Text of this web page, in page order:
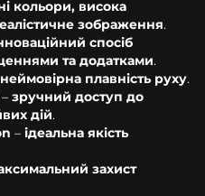
кольори, висока
зображення.
спосіб
та додатками.
неймовірна плавність руху.
зручний доступ до
дій.
– ідеальна якість
захист